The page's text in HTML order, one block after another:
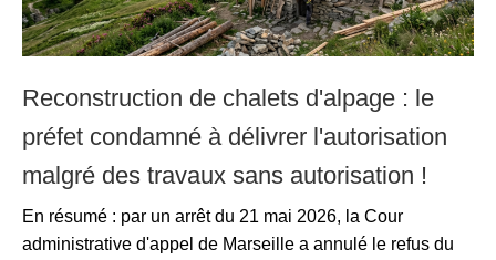
Reconstruction de chalets d'alpage : le
préfet condamné à délivrer l'autorisation
malgré des travaux sans autorisation !
En résumé : par un arrêt du 21 mai 2026, la Cour
administrative d'appel de Marseille a annulé le refus du